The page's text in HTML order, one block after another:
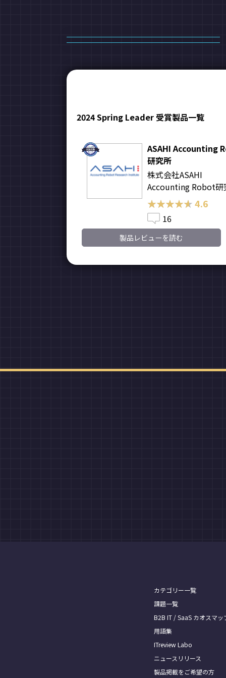
2024 Spring Leader 受賞製品一覧
ASAHI Accounting
研究所
株式会社ASAHI
Accounting Robot研
★★★★★
★★★★★4.6
16
製品レビューを読む
カテゴリー一覧
課題一覧
B2B IT / SaaS カオスマッ
用語集
ITreview Labo
ニュースリリース
製品掲載をご希望の方